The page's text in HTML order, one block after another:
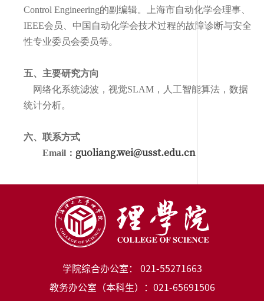
Control Engineering的副编辑。上海市自动化学会理事、
IEEE会员、中国自动化学会技术过程的故障诊断与安全
性专业委员会委员等。
五、主要研究方向
网络化系统滤波，视觉SLAM ，人工智能算法，数据
统计分析。
六、联系方式
Email ： guoliang.wei@usst.edu.cn
学院综合办公室： 021-55271663
教务办公室（本科生）：021-65691506